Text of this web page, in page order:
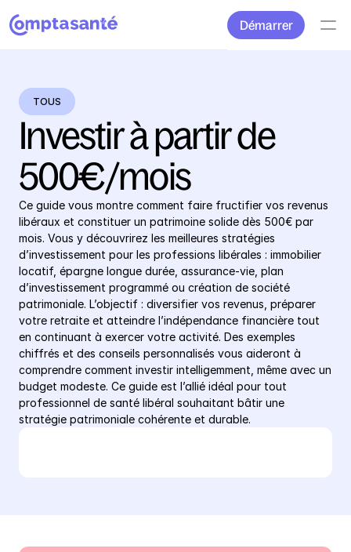
Démarrer
TOUS
Investir à partir de
500€/mois
Ce guide vous montre comment faire fructifier vos revenus
libéraux et constituer un patrimoine solide dès 500€ par
mois. Vous y découvrirez les meilleures stratégies
d’investissement pour les professions libérales : immobilier
locatif, épargne longue durée, assurance-vie, plan
d’investissement programmé ou création de société
patrimoniale. L’objectif : diversifier vos revenus, préparer
votre retraite et atteindre l’indépendance financière tout
en continuant à exercer votre activité. Des exemples
chiffrés et des conseils personnalisés vous aideront à
comprendre comment investir intelligemment, même avec un
budget modeste. Ce guide est l’allié idéal pour tout
professionnel de santé libéral souhaitant bâtir une
stratégie patrimoniale cohérente et durable.